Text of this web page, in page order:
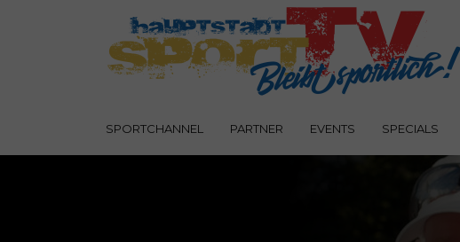
SPORTCHANNEL PARTNER EVENTS SPECIALS